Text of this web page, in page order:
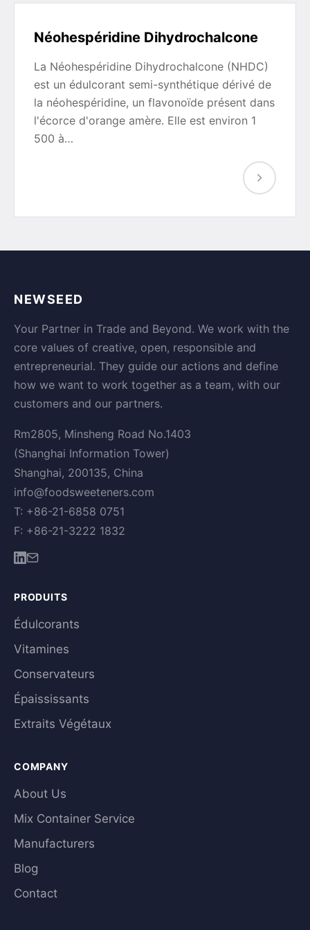
Néohespéridine Dihydrochalcone
La Néohespéridine Dihydrochalcone (NHDC)
est un édulcorant semi-synthétique dérivé de
la néohespéridine, un flavonoïde présent dans
l'écorce d'orange amère. Elle est environ 1
500 à…
NEWSEED
Your Partner in Trade and Beyond. We work with the
core values of creative, open, responsible and
entrepreneurial. They guide our actions and define
how we want to work together as a team, with our
customers and our partners.
Rm2805, Minsheng Road No.1403
(Shanghai Information Tower)
Shanghai, 200135, China
info@foodsweeteners.com
T: +86-21-6858 0751
F: +86-21-3222 1832
PRODUITS
Édulcorants
Vitamines
Conservateurs
Épaississants
Extraits Végétaux
COMPANY
About Us
Mix Container Service
Manufacturers
Blog
Contact